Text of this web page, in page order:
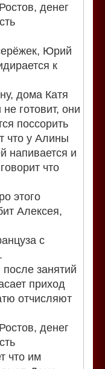
денег
Юрий
к
дома Катя
готовит, они
поссорить
что у Алины
напивается и
что
этого
Алексея,
с
занятий
приход
отчисляют
денег
что им